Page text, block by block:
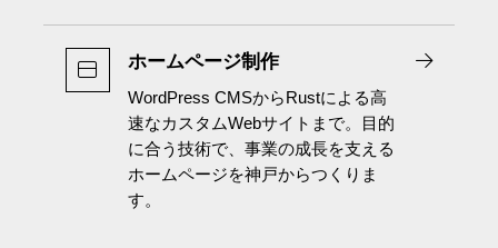
ホームページ制作
WordPress CMSからRustによる高
速なカスタムWebサイトまで。目的
に合う技術で、事業の成長を支える
ホームページを神戸からつくりま
す。